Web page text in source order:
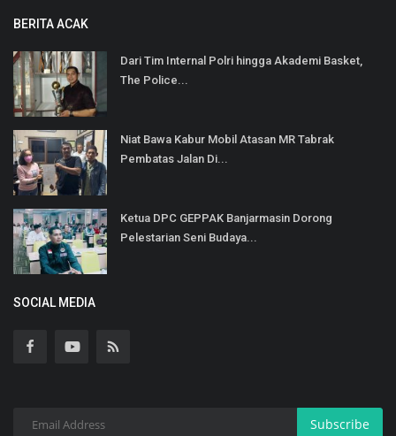
BERITA ACAK
Dari Tim Internal Polri hingga Akademi Basket,
The Police...
Niat Bawa Kabur Mobil Atasan MR Tabrak
Pembatas Jalan Di...
Ketua DPC GEPPAK Banjarmasin Dorong
Pelestarian Seni Budaya...
SOCIAL MEDIA
Subscribe